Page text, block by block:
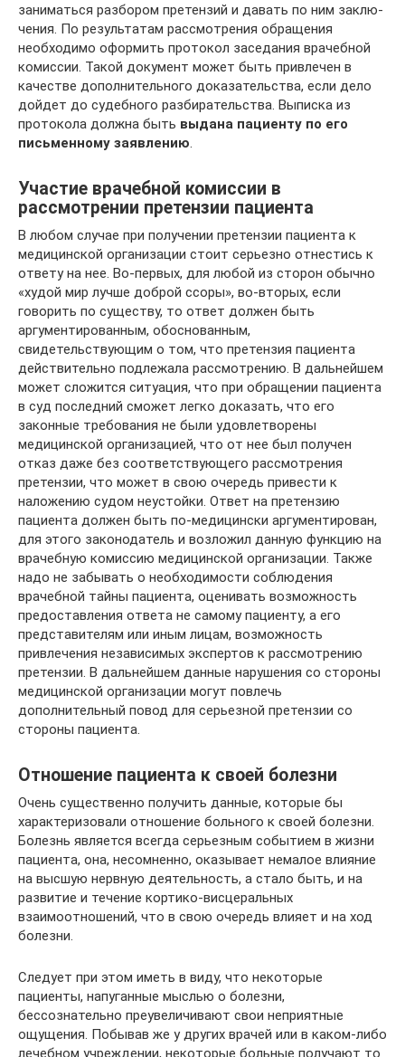
заниматься разбором претензий и давать по ним заклю­
чения. По результатам рассмотрения обраще­ния
необходимо оформить протокол заседания врачебной
комиссии. Такой документ может быть привлечен в
качестве дополнительного доказательства, если дело
дойдет до судебного разбирательства. Выписка из
протокола должна быть выдана пациенту по его
письменному заявлению
Участие врачебной комиссии в
рассмотрении претензии пациента
В любом случае при получении претензии пациента к
медицинской организации стоит серьезно отнестись к
ответу на нее. Во-первых, для любой из сторон обычно
«худой мир лучше доброй ссоры», во-вторых, если
говорить по существу, то ответ должен быть
аргументированным, обоснованным,
свидетельствующим о том, что претензия пациента
действительно подлежала рассмотрению. В дальнейшем
может сложится ситуация, что при обращении пациента
в суд последний сможет легко доказать, что его
законные требования не были удовлетворены
медицинской организацией, что от нее был получен
отказ даже без соответствующего рассмотрения
претензии, что может в свою очередь привести к
наложению судом неустойки. Ответ на претензию
пациента должен быть по-медицински аргументирован,
для этого законодатель и возложил данную функцию на
врачебную комиссию медицинской организации. Также
надо не забывать о необходимости соблюдения
врачебной тайны пациента, оценивать возможность
предоставления ответа не самому пациенту, а его
представителям или иным лицам, возможность
привлечения независимых экспертов к рассмотрению
претензии. В дальнейшем данные нарушения со стороны
медицинской организации могут повлечь
дополнительный повод для серьезной претензии со
стороны пациента.
Отношение пациента к своей болезни
Очень существенно получить данные, которые бы
характеризовали отношение больного к своей болезни.
Болезнь является всегда серьезным событием в жизни
пациента, она, несомненно, оказывает немалое влияние
на высшую нервную деятельность, а стало быть, и на
развитие и течение кортико-висцеральных
взаимоотношений, что в свою очередь влияет и на ход
болезни.
Следует при этом иметь в виду, что некоторые
пациенты, напуганные мыслью о болезни,
бессознательно преувеличивают свои неприятные
ощущения. Побывав же у других врачей или в каком-либо
лечебном учреждении, некоторые больные получают то